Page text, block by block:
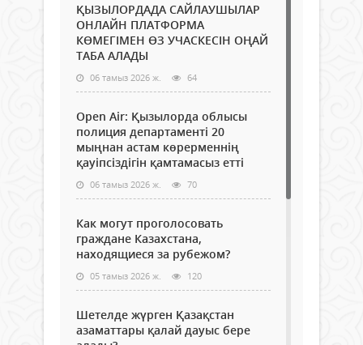
ҚЫЗЫЛОРДАДА САЙЛАУШЫЛАР
ОНЛАЙН ПЛАТФОРМА
КӨМЕГІМЕН ӨЗ УЧАСКЕСІН ОҢАЙ
ТАБА АЛАДЫ
06 тамыз 2026 ж. 64
Open Air: Қызылорда облысы
полиция департаменті 20
мыңнан астам көрерменнің
қауіпсіздігін қамтамасыз етті
06 тамыз 2026 ж. 70
Как могут проголосовать
граждане Казахстана,
находящиеся за рубежом?
05 тамыз 2026 ж. 120
Шетелде жүрген Қазақстан
азаматтары қалай дауыс бере